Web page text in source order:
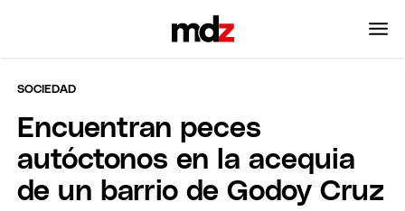
SOCIEDAD
Encuentran peces
autóctonos en la acequia
de un barrio de Godoy Cruz